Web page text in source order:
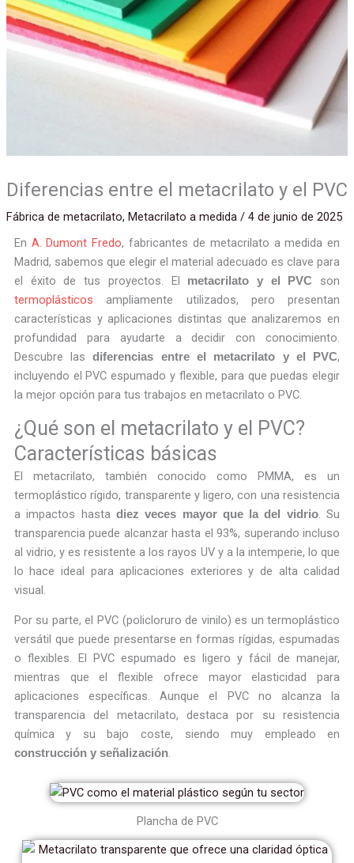
Diferencias entre el metacrilato y el PVC
Fábrica de metacrilato, Metacrilato a medida/ 4 de junio de 2025
En A. Dumont Fredo, fabricantes de metacrilato a medida en
Madrid, sabemos que elegir el material adecuado es clave para
el éxito de tus proyectos. El
metacrilato y el PVC
son
termoplásticos ampliamente utilizados, pero presentan
características y aplicaciones distintas que analizaremos en
profundidad para ayudarte a decidir con conocimiento.
Descubre lasdiferencias entre el metacrilato y el PVC,
incluyendo el PVC espumado y flexible, para que puedas elegir
la mejor opción para tus trabajos en metacrilato o PVC.
¿Qué son el metacrilato y el PVC?
Características básicas
El metacrilato, también conocido como PMMA, es un
termoplástico rígido, transparente y ligero, con una resistencia
a impactos hasta diez veces mayor que la del vidrio. Su
transparencia puede alcanzar hasta el 93%, superando incluso
al vidrio, y es resistente a los rayos UV y a la intemperie, lo que
lo hace ideal para aplicaciones exteriores y de alta calidad
visual.
Por su parte, el PVC (policloruro de vinilo) es un termoplástico
versátil que puede presentarse en formas rígidas, espumadas
o flexibles. El PVC espumado es ligero y fácil de manejar,
mientras que el flexible ofrece mayor elasticidad para
aplicaciones específicas. Aunque el PVC no alcanza la
transparencia del metacrilato, destaca por su resistencia
química y su bajo coste, siendo muy empleado en
construcción y señalización.
Plancha de PVC